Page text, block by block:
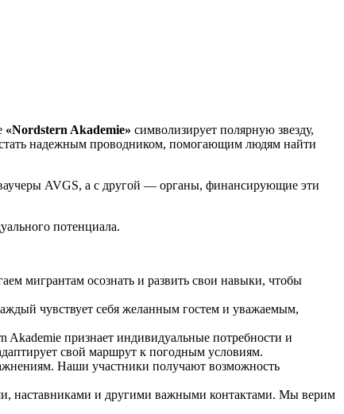
«Nordstern Akademie» символизирует полярную звезду,
стать надежным проводником, помогающим людям найти
AVGS, а с другой — органы, финансирующие эти
потенциала.
мигрантам осознать и развить свои навыки, чтобы
чувствует себя желанным гостем и уважаемым,
признает индивидуальные потребности и
свой маршрут к погодным условиям.
Наши участники получают возможность
наставниками и другими важными контактами. Мы верим